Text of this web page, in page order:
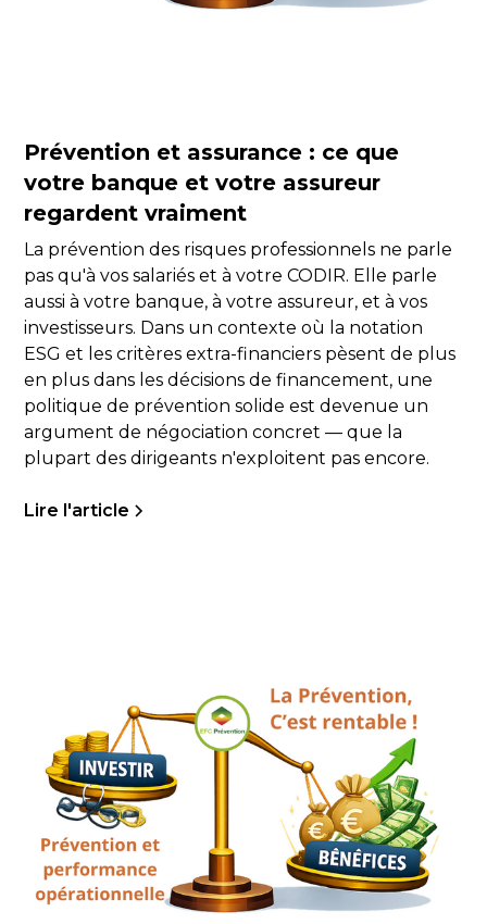
Prévention et assurance : ce que
votre banque et votre assureur
regardent vraiment
La prévention des risques professionnels ne parle
pas qu'à vos salariés et à votre CODIR. Elle parle
aussi à votre banque, à votre assureur, et à vos
investisseurs. Dans un contexte où la notation
ESG et les critères extra-financiers pèsent de plus
en plus dans les décisions de financement, une
politique de prévention solide est devenue un
argument de négociation concret — que la
plupart des dirigeants n'exploitent pas encore.
Lire l'article